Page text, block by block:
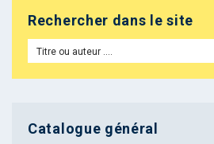
Rechercher dans le site
Catalogue général